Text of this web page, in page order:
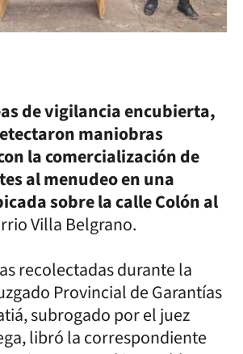
de vigilancia encubierta,
maniobras
la comercialización de
al menudeo en una
sobre la calle Colón al
Villa Belgrano.
recolectadas durante la
Provincial de Garantías
subrogado por el juez
libró la correspondiente